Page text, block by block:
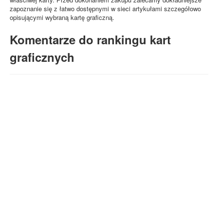
zapoznanie się z łatwo dostępnymi w sieci artykułami szczegółowo
opisującymi wybraną kartę graficzną.
Komentarze do rankingu kart
graficznych